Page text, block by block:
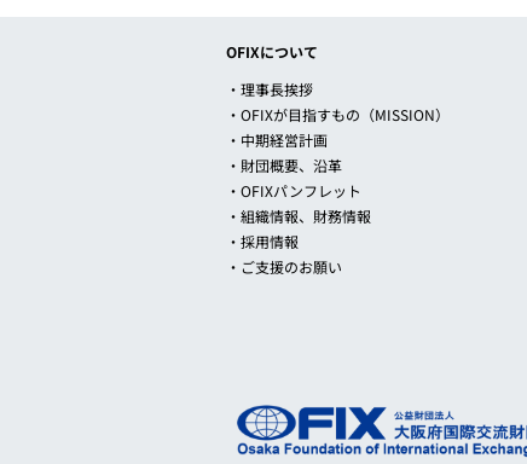
OFIXについて
・理事長挨拶
・OFIXが目指すもの（MISSION）
・中期経営計画
・財団概要、沿革
・OFIXパンフレット
・組織情報、財務情報
・採用情報
・ご支援のお願い